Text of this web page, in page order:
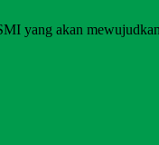
yang akan